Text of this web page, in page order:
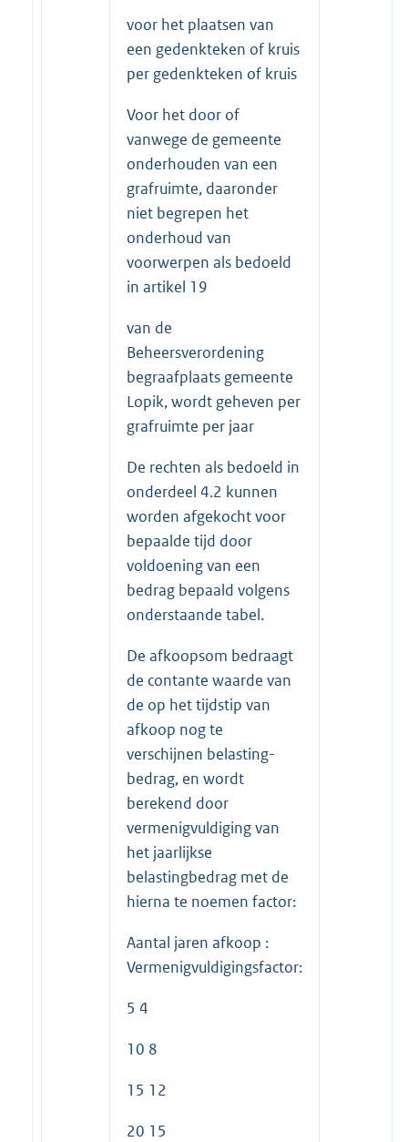
voor het plaatsen van
een gedenkteken of kruis
per gedenkteken of kruis
Voor het door of
vanwege de gemeente
onderhouden van een
grafruimte, daaronder
niet begrepen het
onderhoud van
voorwerpen als bedoeld
in artikel 19
van de
Beheersverordening
begraafplaats gemeente
Lopik, wordt geheven per
grafruimte per jaar
De rechten als bedoeld in
onderdeel 4.2 kunnen
worden afgekocht voor
bepaalde tijd door
voldoening van een
bedrag bepaald volgens
onderstaande tabel.
De afkoopsom bedraagt
de contante waarde van
de op het tijdstip van
afkoop nog te
verschijnen belasting-
bedrag, en wordt
berekend door
vermenigvuldiging van
het jaarlijkse
belastingbedrag met de
hierna te noemen factor:
Aantal jaren afkoop :
Vermenigvuldigingsfactor:
5 4
10 8
15 12
20 15